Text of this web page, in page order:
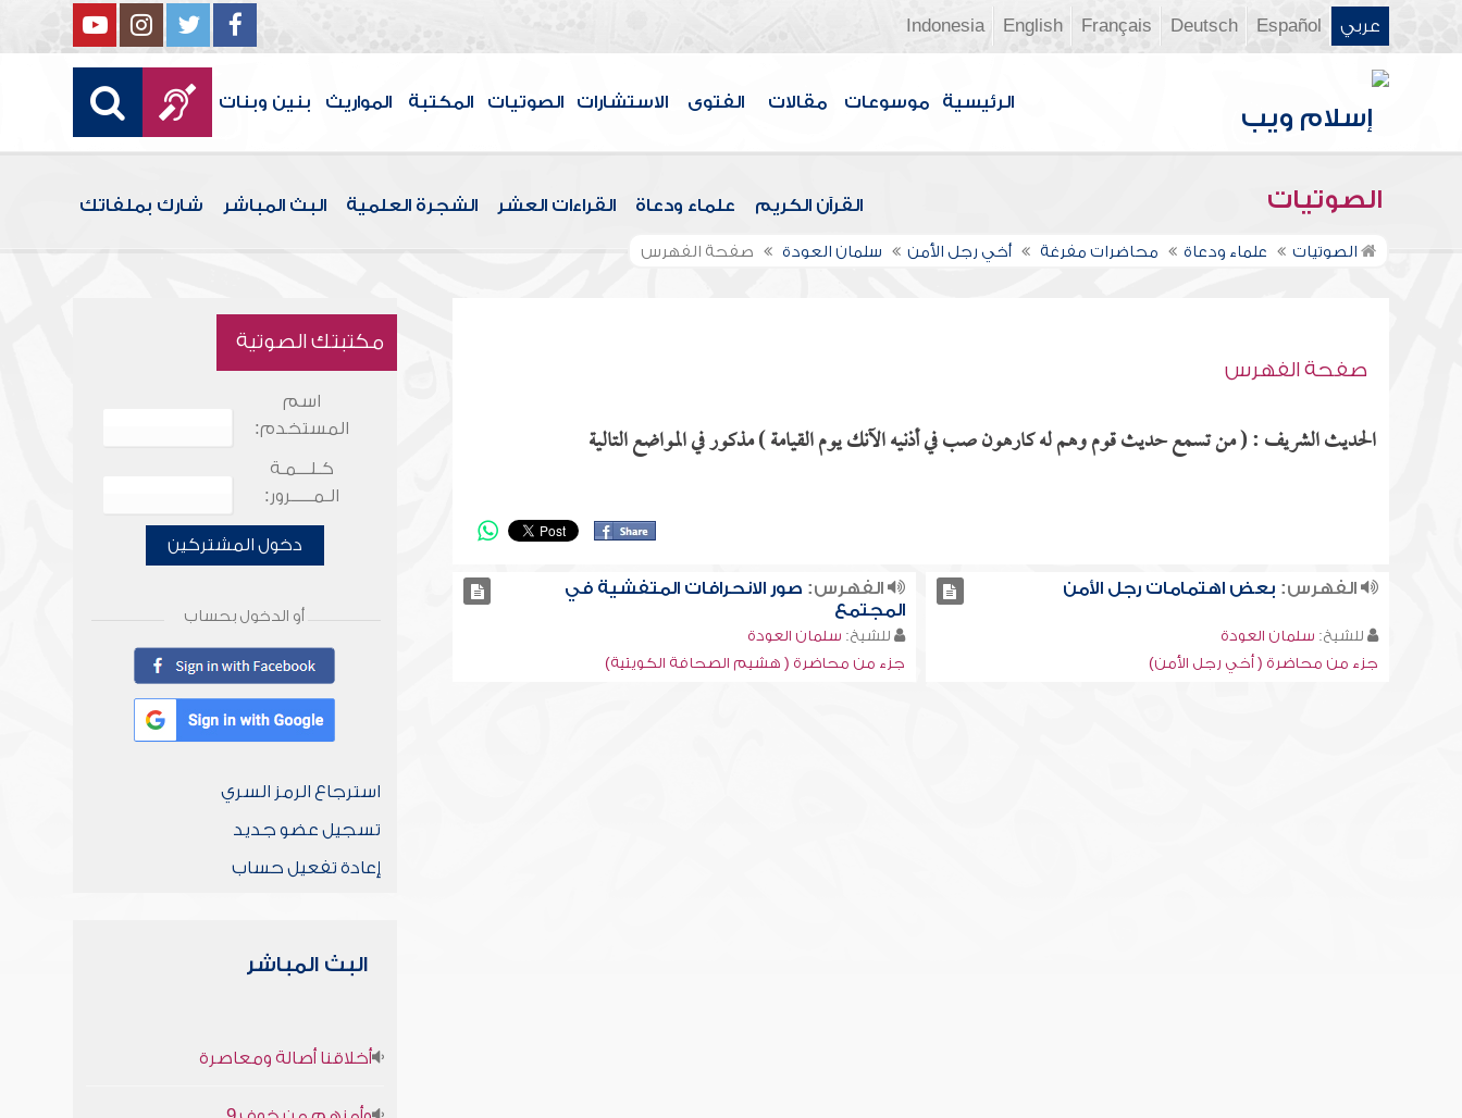
عربي Español
Deutsch
Français
English
Indonesia
الرئيسية موسوعات مقالات الفتوى الاستشارات الصوتيات المكتبة المواريث بنين وبنات
الصوتيات القرآن الكريم علماء ودعاة القراءات العشر الشجرة العلمية البث المباشر شارك بملفاتك
الصوتيات علماء ودعاة محاضرات مفرغة أخي رجل الأمن سلمان العودة صفحة الفهرس
صفحة الفهرس
الحديث الشريف : ( من تسمع حديث قوم وهم له كارهون صب في أذنيه الآنك يوم القيامة ) مذكور في المواضع التالية
الفهرس: بعض اهتمامات رجل الأمن
للشيخ: سلمان العودة
جزء من محاضرة ( أخي رجل الأمن)
الفهرس: صور الانحرافات المتفشية في
المجتمع
للشيخ: سلمان العودة
جزء من محاضرة ( هشيم الصحافة الكويتية)
مكتبتك الصوتية
اسم
المستخدم:
كـلـــمـة
الـمـــــرور:
دخول المشتركين
أو الدخول بحساب
استرجاع الرمز السري
تسجيل عضو جديد
إعادة تفعيل حساب
البث المباشر
أخلاقنا أصالة ومعاصرة